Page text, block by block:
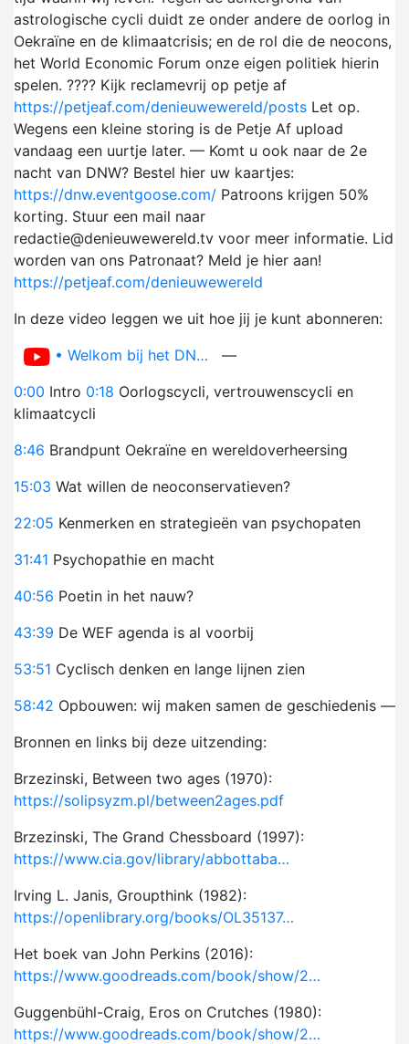
astrologische cycli duidt ze onder andere de oorlog in
Oekraïne en de klimaatcrisis; en de rol die de neocons,
het World Economic Forum onze eigen politiek hierin
spelen. ???? Kijk reclamevrij op petje af
https://petjeaf.com/denieuwewereld/posts Let op.
Wegens een kleine storing is de Petje Af upload
vandaag een uurtje later. — Komt u ook naar de 2e
nacht van DNW? Bestel hier uw kaartjes:
https://dnw.eventgoose.com/ Patroons krijgen 50%
korting. Stuur een mail naar
redactie@denieuwewereld.tv voor meer informatie. Lid
worden van ons Patronaat? Meld je hier aan!
https://petjeaf.com/denieuwewereld
In deze video leggen we uit hoe jij je kunt abonneren:
• Welkom bij het DN…
—
0:00 Intro 0:18 Oorlogscycli, vertrouwenscycli en
klimaatcycli
8:46 Brandpunt Oekraïne en wereldoverheersing
15:03 Wat willen de neoconservatieven?
22:05 Kenmerken en strategieën van psychopaten
31:41 Psychopathie en macht
40:56 Poetin in het nauw?
43:39 De WEF agenda is al voorbij
53:51 Cyclisch denken en lange lijnen zien
58:42 Opbouwen: wij maken samen de geschiedenis —
Bronnen en links bij deze uitzending:
Brzezinski, Between two ages (1970):
https://solipsyzm.pl/between2ages.pdf
Brzezinski, The Grand Chessboard (1997):
https://www.cia.gov/library/abbottaba…
Irving L. Janis, Groupthink (1982):
https://openlibrary.org/books/OL35137…
Het boek van John Perkins (2016):
https://www.goodreads.com/book/show/2…
Guggenbühl-Craig, Eros on Crutches (1980):
https://www.goodreads.com/book/show/2…